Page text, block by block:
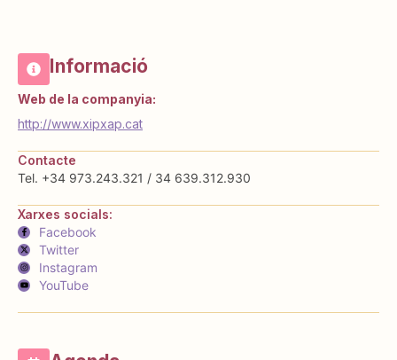
Informació
Web de la companyia:
http://www.xipxap.cat
Contacte
Tel. +34 973.243.321 / 34 639.312.930
Xarxes socials:
Facebook
Twitter
Instagram
YouTube